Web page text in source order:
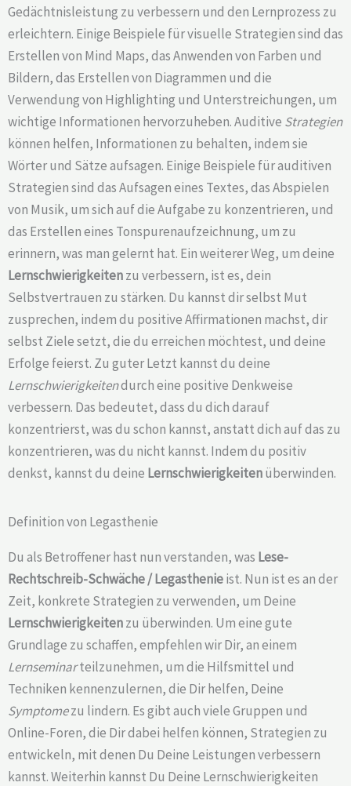
Gedächtnisleistung zu verbessern und den Lernprozess zu
erleichtern. Einige Beispiele für visuelle Strategien sind das
Erstellen von Mind Maps, das Anwenden von Farben und
Bildern, das Erstellen von Diagrammen und die
Verwendung von Highlighting und Unterstreichungen, um
wichtige Informationen hervorzuheben. Auditive Strategien
können helfen, Informationen zu behalten, indem sie
Wörter und Sätze aufsagen. Einige Beispiele für auditiven
Strategien sind das Aufsagen eines Textes, das Abspielen
von Musik, um sich auf die Aufgabe zu konzentrieren, und
das Erstellen eines Tonspurenaufzeichnung, um zu
erinnern, was man gelernt hat. Ein weiterer Weg, um deine
Lernschwierigkeitenzu verbessern, ist es, dein
Selbstvertrauen zu stärken. Du kannst dir selbst Mut
zusprechen, indem du positive Affirmationen machst, dir
selbst Ziele setzt, die du erreichen möchtest, und deine
Erfolge feierst. Zu guter Letzt kannst du deine
Lernschwierigkeitendurch eine positive Denkweise
verbessern. Das bedeutet, dass du dich darauf
konzentrierst, was du schon kannst, anstatt dich auf das zu
konzentrieren, was du nicht kannst. Indem du positiv
denkst, kannst du deine Lernschwierigkeitenüberwinden.
Definition von Legasthenie
Du als Betroffener hast nun verstanden, was Lese-
Rechtschreib-Schwäche /Legasthenieist. Nun ist es an der
Zeit, konkrete Strategien zu verwenden, um Deine
Lernschwierigkeitenzu überwinden. Um eine gute
Grundlage zu schaffen, empfehlen wir Dir, an einem
Lernseminarteilzunehmen, um die Hilfsmittel und
Techniken kennenzulernen, die Dir helfen, Deine
Symptomezu lindern. Es gibt auch viele Gruppen und
Online-Foren, die Dir dabei helfen können, Strategien zu
entwickeln, mit denen Du Deine Leistungen verbessern
kannst. Weiterhin kannst Du Deine Lernschwierigkeiten